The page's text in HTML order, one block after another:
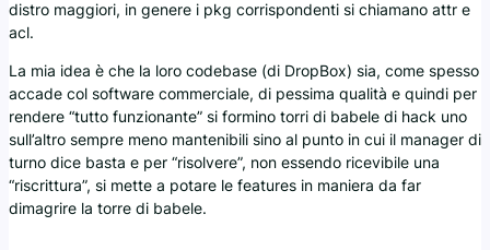
distro maggiori, in genere i pkg corrispondenti si chiamano attr e
acl.
La mia idea è che la loro codebase (di DropBox) sia, come spesso
accade col software commerciale, di pessima qualità e quindi per
rendere “tutto funzionante” si formino torri di babele di hack uno
sull’altro sempre meno mantenibili sino al punto in cui il manager di
turno dice basta e per “risolvere”, non essendo ricevibile una
“riscrittura”, si mette a potare le features in maniera da far
dimagrire la torre di babele.